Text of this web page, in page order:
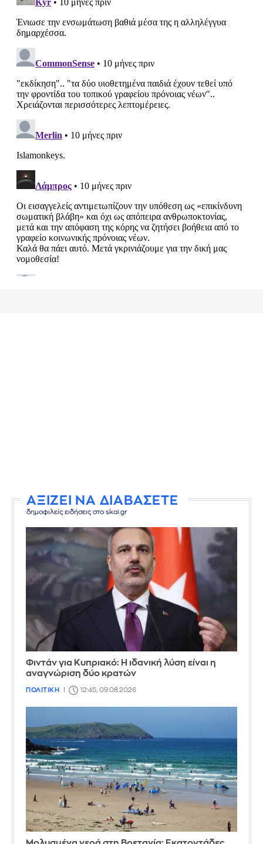
ΑΞΙΖΕΙ ΝΑ ΔΙΑΒΑΣΕΤΕ
δημοφιλείς ειδήσεις στο skai.gr
Φιντάν για Κυπριακό: Η ιδανική λύση είναι η
αναγνώριση δύο κρατών
ΠΟΛΙΤΙΚΗ 12:45, 09.08.2026